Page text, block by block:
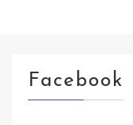
Facebook